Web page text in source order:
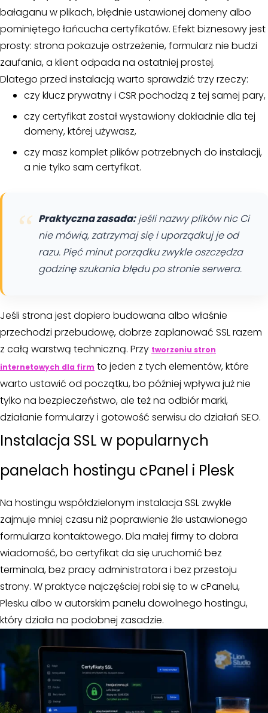
bałaganu w plikach, błędnie ustawionej domeny albo
pominiętego łańcucha certyfikatów. Efekt biznesowy jest
prosty: strona pokazuje ostrzeżenie, formularz nie budzi
zaufania, a klient odpada na ostatniej prostej.
Dlatego przed instalacją warto sprawdzić trzy rzeczy:
czy klucz prywatny i CSR pochodzą z tej samej pary,
czy certyfikat został wystawiony dokładnie dla tej
domeny, której używasz,
czy masz komplet plików potrzebnych do instalacji,
a nie tylko sam certyfikat.
Praktyczna zasada:jeśli nazwy plików nic Ci
nie mówią, zatrzymaj się i uporządkuj je od
razu. Pięć minut porządku zwykle oszczędza
godzinę szukania błędu po stronie serwera.
Jeśli strona jest dopiero budowana albo właśnie
przechodzi przebudowę, dobrze zaplanować SSL razem
z całą warstwą techniczną. Przy tworzeniu stron
internetowych dla firm to jeden z tych elementów, które
warto ustawić od początku, bo później wpływa już nie
tylko na bezpieczeństwo, ale też na odbiór marki,
działanie formularzy i gotowość serwisu do działań SEO.
Instalacja SSL w popularnych
panelach hostingu cPanel i Plesk
Na hostingu współdzielonym instalacja SSL zwykle
zajmuje mniej czasu niż poprawienie źle ustawionego
formularza kontaktowego. Dla małej firmy to dobra
wiadomość, bo certyfikat da się uruchomić bez
terminala, bez pracy administratora i bez przestoju
strony. W praktyce najczęściej robi się to w cPanelu,
Plesku albo w autorskim panelu dowolnego hostingu,
który działa na podobnej zasadzie.